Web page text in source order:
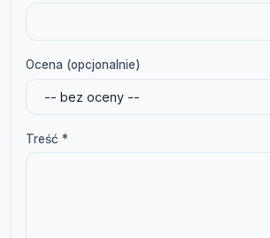
Ocena (opcjonalnie)
Treść *